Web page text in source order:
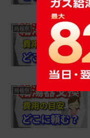
島根県
島根県